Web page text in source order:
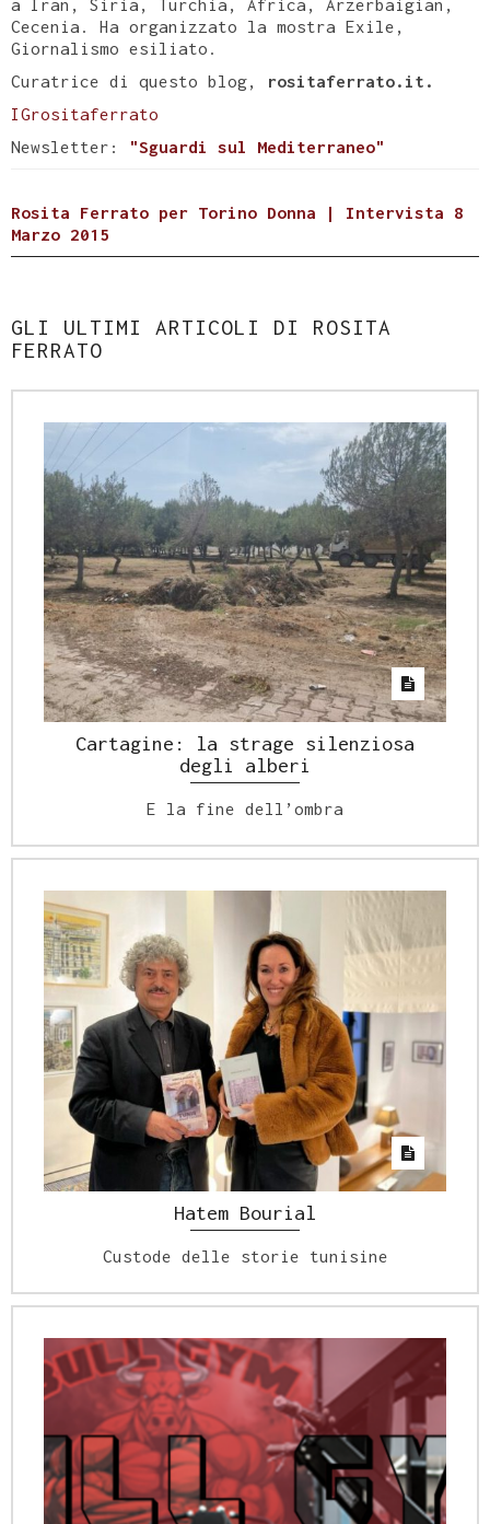
a Iran, Siria, Turchia, Africa, Arzerbaigian,
Cecenia. Ha organizzato la mostra Exile,
Giornalismo esiliato.
Curatrice di questo blog,
rositaferrato.it.
IGrositaferrato
Newsletter:
"Sguardi sul Mediterraneo"
Rosita Ferrato per Torino Donna | Intervista 8
Marzo 2015
GLI ULTIMI ARTICOLI DI ROSITA
FERRATO
Cartagine: la strage silenziosa
degli alberi
E la fine dell’ombra
Hatem Bourial
Custode delle storie tunisine